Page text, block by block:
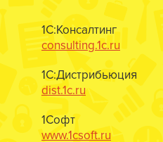
1С:Консалтинг
consulting.1c.ru
1С:Дистрибьюция
dist.1c.ru
1Софт
www.1csoft.ru